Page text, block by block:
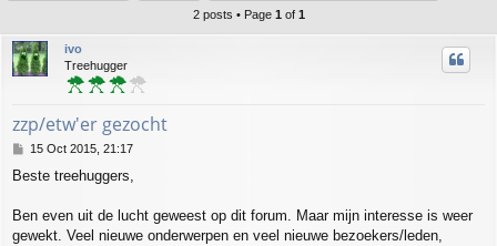
2 posts • Page 1 of 1
ivo
Treehugger
zzp/etw'er gezocht
P
s
15 Oct 2015, 21:17
Beste treehuggers,
Ben even uit de lucht geweest op dit forum. Maar mijn interesse is weer
gewekt. Veel nieuwe onderwerpen en veel nieuwe bezoekers/leden,